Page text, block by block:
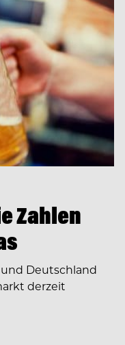
Zahlen
Deutschland
derzeit